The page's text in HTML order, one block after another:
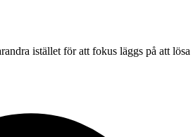
istället för att fokus läggs på att lösa